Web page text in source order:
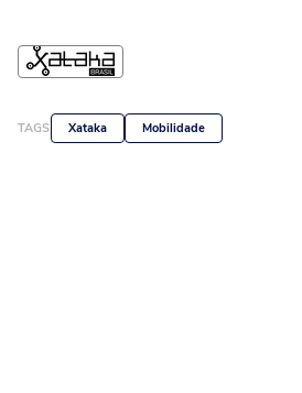
TAGS Xataka Mobilidade